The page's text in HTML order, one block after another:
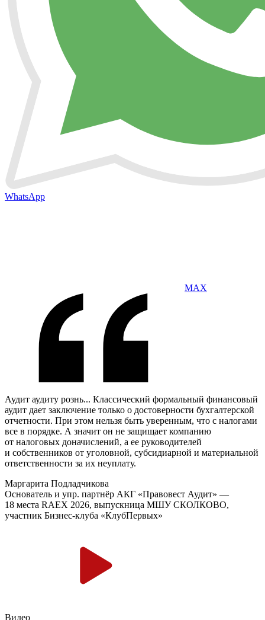
WhatsApp
MAX
Аудит аудиту рознь... Классический формальный финансовый
аудит дает заключение только о достоверности бухгалтерской
отчетности. При этом нельзя быть уверенным, что с налогами
все в порядке. А значит он не защищает компанию
от налоговых доначислений, а ее руководителей
и собственников от уголовной, субсидиарной и материальной
ответственности за их неуплату.
Маргарита Подладчикова
Основатель и упр. партнёр АКГ «Правовест Аудит» —
18 места RAEX 2026, выпускница МШУ СКОЛКОВО,
участник Бизнес-клуба «КлубПервых»
Видео